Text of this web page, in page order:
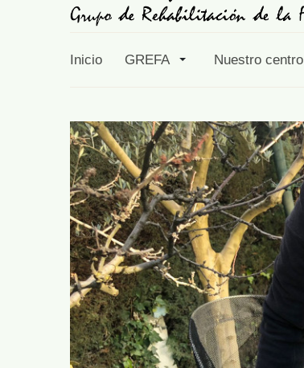
Inicio GREFA Nuestro centro